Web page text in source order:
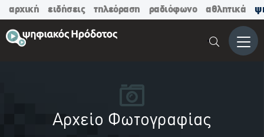
αρχική ειδήσεις τηλεόραση ραδιόφωνο αθλητικά
Μενού
Αρχείο Φωτογραφίας